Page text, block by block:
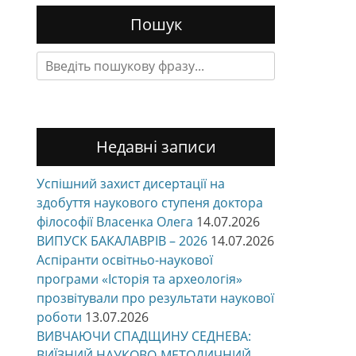
Пошук
Search
for:
Недавні записи
Успішний захист дисертації на
здобуття наукового ступеня доктора
філософії Власенка Олега 14.07.2026
ВИПУСК БАКАЛАВРІВ – 2026 14.07.2026
Аспіранти освітньо-наукової
програми «Історія та археологія»
прозвітували про результати наукової
роботи 13.07.2026
ВИВЧАЮЧИ СПАДЩИНУ СЕДНЕВА: